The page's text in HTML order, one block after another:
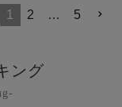
1 2 … 5
ング